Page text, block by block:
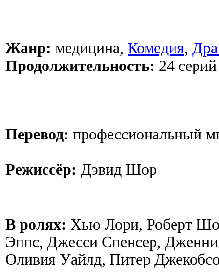
Жанр: медицина, Комедия,
Продолжительность: 24
Перевод: профессиональный
Режиссёр: Дэвид Шор
В ролях: Хью Лори, Роберт
Эппс, Джесси Спенсер,
Оливия Уайлд, Питер